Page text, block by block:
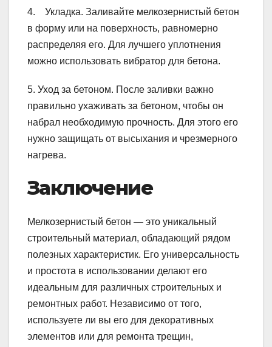
4. Укладка. Заливайте мелкозернистый бетон
в форму или на поверхность, равномерно
распределяя его. Для лучшего уплотнения
можно использовать вибратор для бетона.
5. Уход за бетоном. После заливки важно
правильно ухаживать за бетоном, чтобы он
набрал необходимую прочность. Для этого его
нужно защищать от высыхания и чрезмерного
нагрева.
Заключение
Мелкозернистый бетон — это уникальный
строительный материал, обладающий рядом
полезных характеристик. Его универсальность
и простота в использовании делают его
идеальным для различных строительных и
ремонтных работ. Независимо от того,
используете ли вы его для декоративных
элементов или для ремонта трещин,